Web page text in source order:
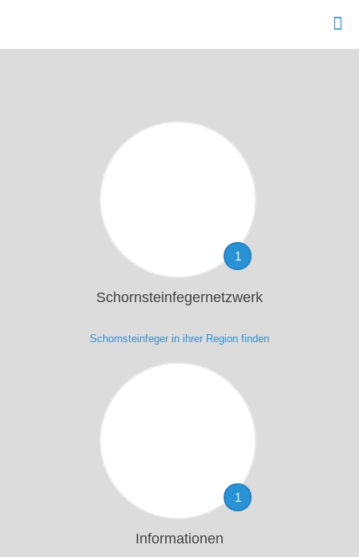
1
Schornsteinfegernetzwerk
Schornsteinfeger in ihrer Region finden
1
Informationen